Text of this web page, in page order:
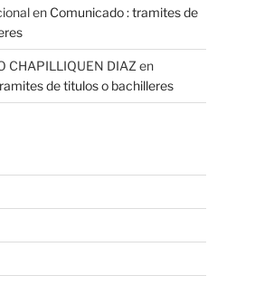
en Comunicado : tramites de
CHAPILLIQUEN DIAZ en
de titulos o bachilleres